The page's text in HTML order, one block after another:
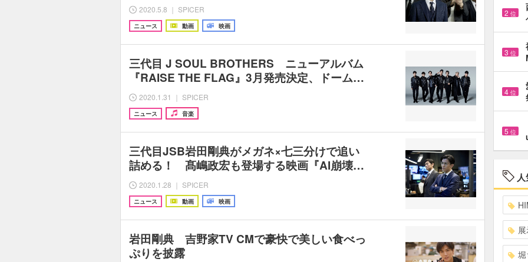
2020.5.8 ｜ SPICER
ニュース 動画 映画
三代目 J SOUL BROTHERS ニューアルバム
『RAISE THE FLAG』3月発売決定、ドーム…
2020.1.31 ｜ SPICER
ニュース 音楽
三代目JSB岩田剛典がメガネ×七三分けで追い
詰める！ 髙嶋政宏も登場する映画『AI崩壊…
2020.1.28 ｜ SPICER
ニュース 動画 映画
岩田剛典 吉野家TV CMで豪快で美しい食べっ
ぷりを披露
2 位
3 位
4 位
5 位